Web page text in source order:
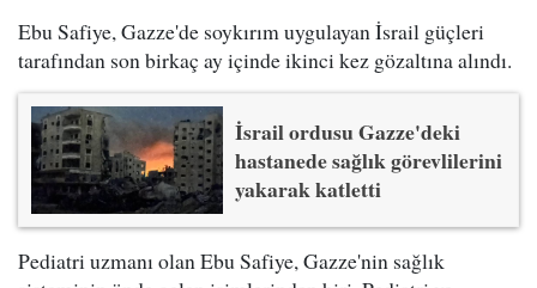
Ebu Safiye, Gazze'de soykırım uygulayan İsrail güçleri
tarafından son birkaç ay içinde ikinci kez gözaltına alındı.
İsrail ordusu Gazze'deki
hastanede sağlık görevlilerini
yakarak katletti
Pediatri uzmanı olan Ebu Safiye, Gazze'nin sağlık